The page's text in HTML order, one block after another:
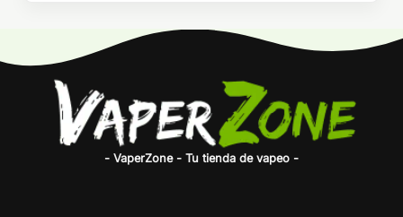
- VaperZone - Tu tienda de vapeo -